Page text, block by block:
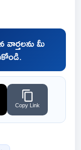
వార్తలను మీ
Copy Link